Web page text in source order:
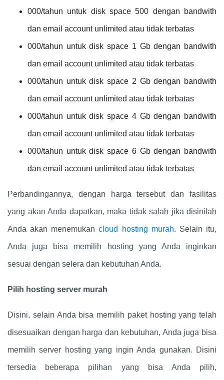
000/tahun untuk disk space 500 dengan bandwith
dan email account unlimited atau tidak terbatas
000/tahun untuk disk space 1 Gb dengan bandwith
dan email account unlimited atau tidak terbatas
000/tahun untuk disk space 2 Gb dengan bandwith
dan email account unlimited atau tidak terbatas
000/tahun untuk disk space 4 Gb dengan bandwith
dan email account unlimited atau tidak terbatas
000/tahun untuk disk space 6 Gb dengan bandwith
dan email account unlimited atau tidak terbatas
Perbandingannya, dengan harga tersebut dan fasilitas
yang akan Anda dapatkan, maka tidak salah jika disinilah
Anda akan menemukancloud hosting murah. Selain itu,
Anda juga bisa memilih hosting yang Anda inginkan
sesuai dengan selera dan kebutuhan Anda.
Pilih hosting server murah
Disini, selain Anda bisa memilih paket hosting yang telah
disesuaikan dengan harga dan kebutuhan, Anda juga bisa
memilih server hosting yang ingin Anda gunakan. Disini
tersedia beberapa pilihan yang bisa Anda pilih,